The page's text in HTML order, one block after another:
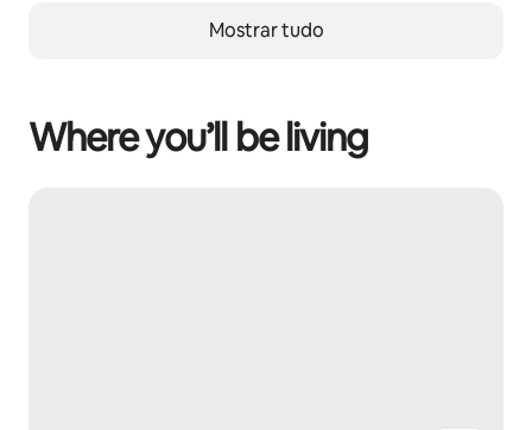
Mostrar tudo
Where you’ll be living